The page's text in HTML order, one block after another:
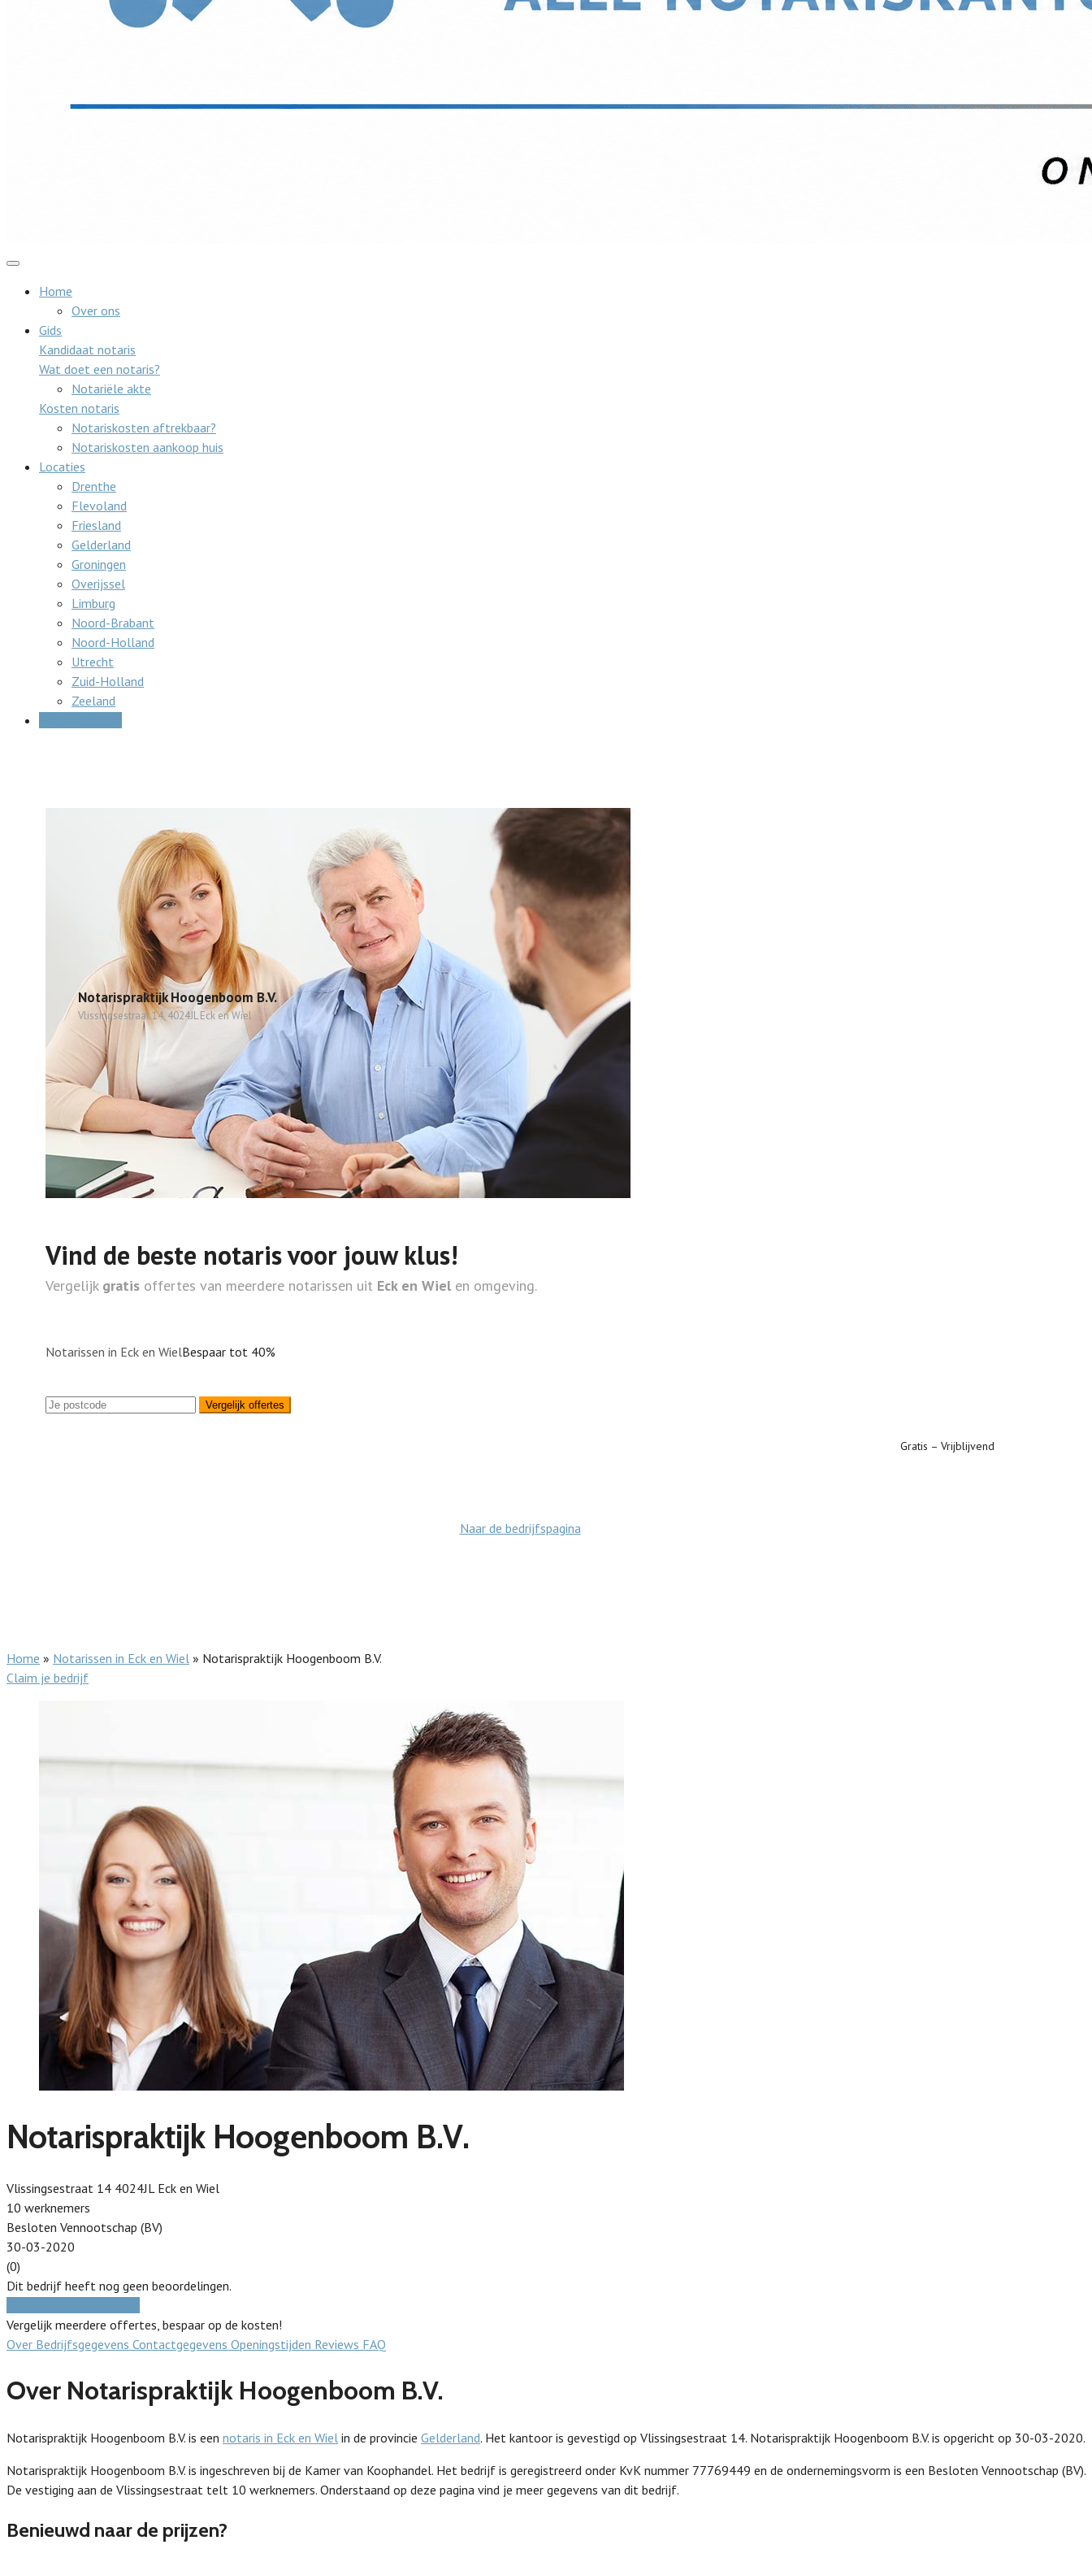
Home
Over ons
Gids
Kandidaat notaris
Wat doet een notaris?
Notariële akte
Kosten notaris
Notariskosten aftrekbaar?
Notariskosten aankoop huis
Locaties
Drenthe
Flevoland
Friesland
Gelderland
Groningen
Overijssel
Limburg
Noord-Brabant
Noord-Holland
Utrecht
Zuid-Holland
Zeeland
Notarispraktijk Hoogenboom B.V.
Vlissingsestraat 14, 4024JL Eck en Wiel
Vind de beste notaris voor jouw klus!
Vergelijk gratis offertes van meerdere notarissen uit Eck en Wiel en omgeving.
Notarissen in Eck en WielBespaar tot 40%
Vergelijk offertes
Gratis – Vrijblijvend
Naar de bedrijfspagina
Home » Notarissen in Eck en Wiel » Notarispraktijk Hoogenboom B.V.
Claim je bedrijf
Notarispraktijk Hoogenboom B.V.
Vlissingsestraat 14 4024JL Eck en Wiel
10 werknemers
Besloten Vennootschap (BV)
30-03-2020
(0)
Dit bedrijf heeft nog geen beoordelingen.
Vergelijk meerdere offertes, bespaar op de kosten!
Over Bedrijfsgegevens Contactgegevens Openingstijden Reviews FAQ
Over Notarispraktijk Hoogenboom B.V.
Notarispraktijk Hoogenboom B.V. is een notaris in Eck en Wiel in de provincie Gelderland. Het kantoor is gevestigd op Vlissingsestraat 14. Notarispraktijk Hoogenboom B.V. is opgericht op 30-03-2020.
Notarispraktijk Hoogenboom B.V. is ingeschreven bij de Kamer van Koophandel. Het bedrijf is geregistreerd onder KvK nummer 77769449 en de ondernemingsvorm is een Besloten Vennootschap (BV).
De vestiging aan de Vlissingsestraat telt 10 werknemers. Onderstaand op deze pagina vind je meer gegevens van dit bedrijf.
Benieuwd naar de prijzen?